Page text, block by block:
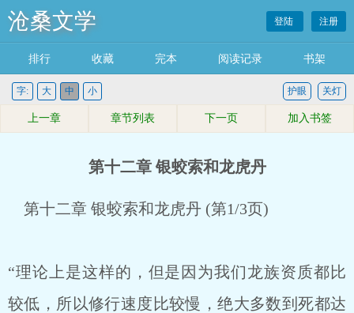
沧桑文学 登陆 注册
排行 收藏 完本 阅读记录 书架
字: 大 中 小 关灯
护眼
上一章 章节列表 下一页 加入书签
第十二章 银蛟索和龙虎丹
第十二章 银蛟索和龙虎丹 (第1/3页)
“理论上是这样的，但是因为我们龙族资质都比
较低，所以修行速度比较慢，绝大多数到死都达